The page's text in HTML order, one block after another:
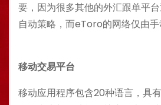
要，因为很多其他的外汇跟单平
自动策略，而eToro的网络仅由手
移动交易平台
移动应用程序包含20种语言，具